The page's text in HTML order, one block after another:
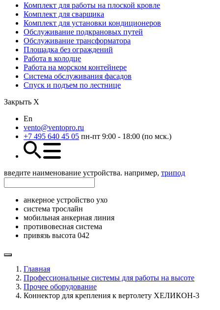
Комплект для работы на плоской кровле
Комплект для сварщика
Комплект для установки кондиционеров
Обслуживание подкрановых путей
Обслуживание трансформатора
Площадка без ограждений
Работа в колодце
Работа на морском контейнере
Система обслуживания фасадов
Спуск и подъем по лестнице
Закрыть Х
En
vento@ventopro.ru
+7 495 640 45 05 пн-пт 9:00 - 18:00 (по мск.)
введите наименование устройства. например, трипод
анкерное устройство ухо
система трослайн
мобильная анкерная линия
противовесная система
привязь высота 042
Главная
Профессиональные системы для работы на высоте
Прочее оборудование
Коннектор для крепления к вертолету ХЕЛИКОН-3